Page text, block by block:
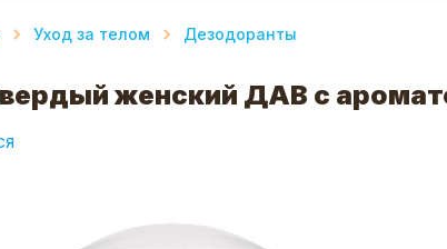
Уход за телом Дезодоранты
женский ДАВ с